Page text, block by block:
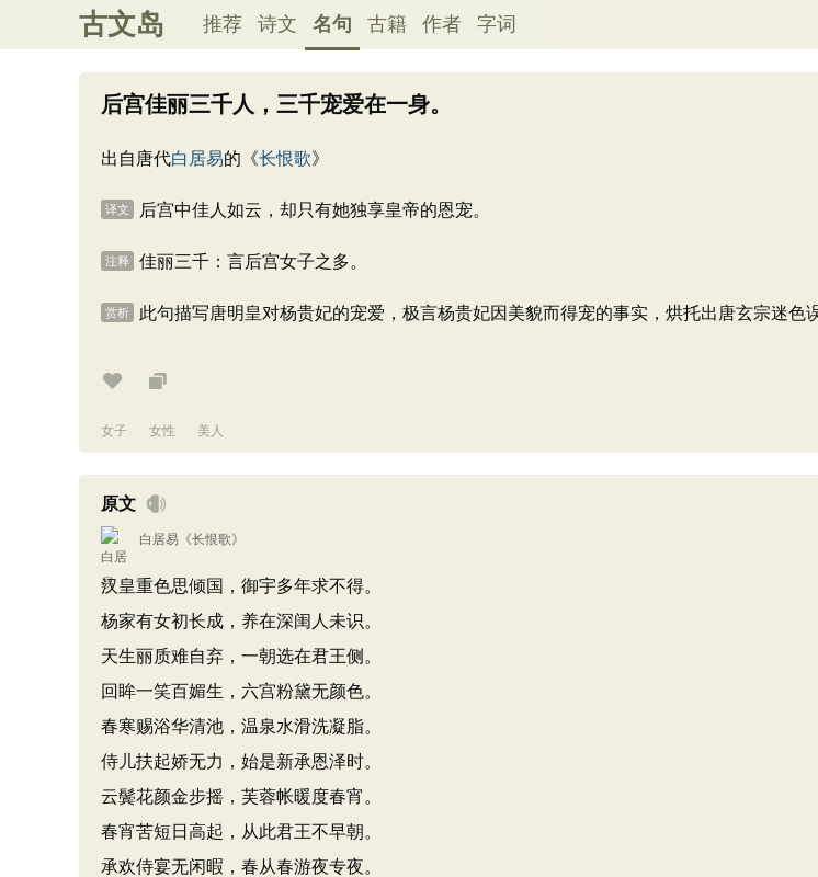
古文岛 推荐 诗文 名句 古籍 作者 字词
后宫佳丽三千人，三千宠爱在一身。
出自唐代白居易的《长恨歌》
译文 后宫中佳人如云，却只有她独享皇帝的恩宠。
注释 佳丽三千：言后宫女子之多。
赏析 此句描写唐明皇对杨贵妃的宠爱，极言杨贵妃因美貌而得宠的事实，烘托出唐玄宗迷色
女子 女性 美人
原文
白居易 《长恨歌》
汉皇重色思倾国，御宇多年求不得。
杨家有女初长成，养在深闺人未识。
天生丽质难自弃，一朝选在君王侧。
回眸一笑百媚生，六宫粉黛无颜色。
春寒赐浴华清池，温泉水滑洗凝脂。
侍儿扶起娇无力，始是新承恩泽时。
云鬓花颜金步摇，芙蓉帐暖度春宵。
春宵苦短日高起，从此君王不早朝。
承欢侍宴无闲暇，春从春游夜专夜。